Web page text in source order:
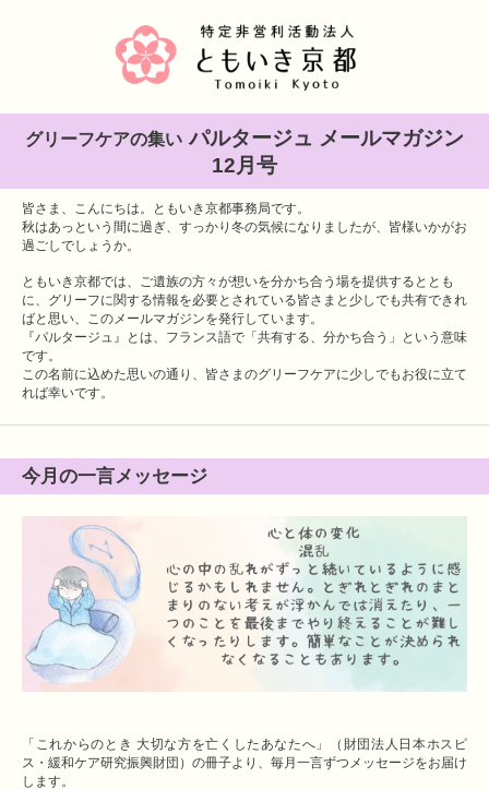
グリーフケアの集い パルタージュ メールマガジン
12月号
皆さま、こんにちは。ともいき京都事務局です。
秋はあっという間に過ぎ、すっかり冬の気候になりましたが、皆様いかがお
過ごしでしょうか。
ともいき京都では、ご遺族の方々が想いを分かち合う場を提供するととも
に、グリーフに関する情報を必要とされている皆さまと少しでも共有できれ
ばと思い、このメールマガジンを発行しています。
『パルタージュ』とは、フランス語で「共有する、分かち合う」という意味
です。
この名前に込めた思いの通り、皆さまのグリーフケアに少しでもお役に立て
れば幸いです。
今月の一言メッセージ
「これからのとき 大切な方を亡くしたあなたへ」（財団法人日本ホスピ
ス・緩和ケア研究振興財団）の冊子より、毎月一言ずつメッセージをお届け
します。